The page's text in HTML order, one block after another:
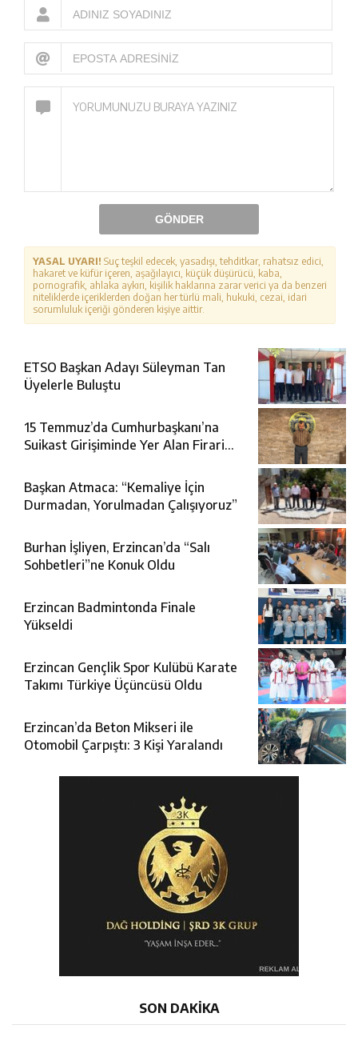
GÖNDER
YASAL UYARI! Suç teşkil edecek, yasadışı, tehditkar, rahatsız edici,
hakaret ve küfür içeren, aşağılayıcı, küçük düşürücü, kaba,
pornografik, ahlaka aykırı, kişilik haklarına zarar verici ya da benzeri
niteliklerde içeriklerden doğan her türlü mali, hukuki, cezai, idari
sorumluluk içeriği gönderen kişiye aittir.
ETSO Başkan Adayı Süleyman Tan
Üyelerle Buluştu
15 Temmuz’da Cumhurbaşkanı’na
Suikast Girişiminde Yer Alan Firari
Başkan Atmaca: “Kemaliye İçin
Durmadan, Yorulmadan Çalışıyoruz”
Burhan İşliyen, Erzincan’da “Salı
Sohbetleri”ne Konuk Oldu
Erzincan Badmintonda Finale
Yükseldi
Erzincan Gençlik Spor Kulübü Karate
Takımı Türkiye Üçüncüsü Oldu
Erzincan’da Beton Mikseri ile
Otomobil Çarpıştı: 3 Kişi Yaralandı
SON DAKİKA